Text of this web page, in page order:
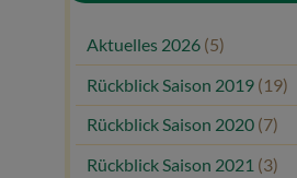
Aktuelles 2026 (5)
Rückblick Saison 2019 (19)
Rückblick Saison 2020 (7)
Rückblick Saison 2021 (3)